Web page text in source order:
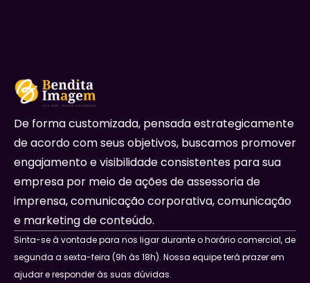
De forma customizada, pensada estrategicamente
de acordo com seus objetivos, buscamos promover
engajamento e visibilidade consistentes para sua
empresa por meio de ações de assessoria de
imprensa, comunicação corporativa, comunicação
e marketing de conteúdo.
Sinta-se à vontade para nos ligar durante o horário comercial, de
segunda a sexta-feira (9h às 18h). Nossa equipe terá prazer em
ajudar e responder às suas dúvidas.